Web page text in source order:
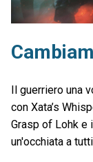
Il guerriero una
con Xata’s
Grasp of Lohk e
un'occhiata a